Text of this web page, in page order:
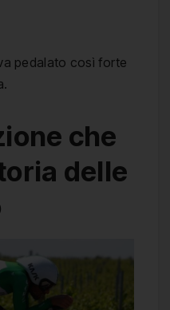
pedalato così forte
che
delle